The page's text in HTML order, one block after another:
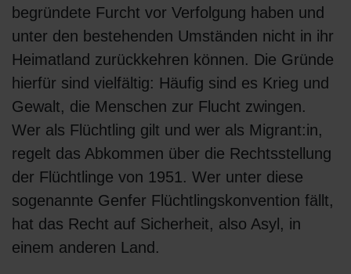
begründete Furcht vor Verfolgung haben und
unter den bestehenden Umständen nicht in ihr
Heimatland zurückkehren können. Die Gründe
hierfür sind vielfältig: Häufig sind es Krieg und
Gewalt, die Menschen zur Flucht zwingen.
Wer als Flüchtling gilt und wer als Migrant:in,
regelt das Abkommen über die Rechtsstellung
der Flüchtlinge von 1951. Wer unter diese
sogenannte Genfer Flüchtlingskonvention fällt,
hat das Recht auf Sicherheit, also Asyl, in
einem anderen Land.